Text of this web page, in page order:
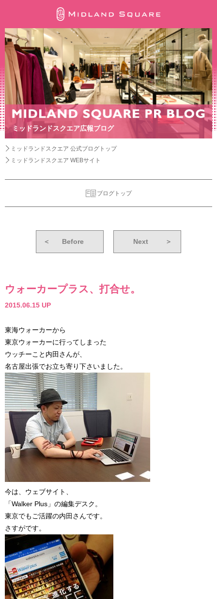
ミッドランドスクエア広報ブログ
ミッドランドスクエア 公式ブログトップ
ミッドランドスクエア WEBサイト
ブログトップ
＜ Before Next ＞
ウォーカープラス、打合せ。
2015.06.15 UP
東海ウォーカーから
東京ウォーカーに行ってしまった
ウッチーこと内田さんが、
名古屋出張でお立ち寄り下さいました。
今は、ウェブサイト、
「Walker Plus」の編集デスク。
東京でもご活躍の内田さんです。
さすがです。